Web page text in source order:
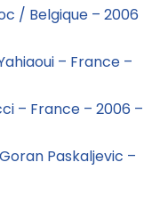
/ Belgique – 2006
– France –
– France – 2006 –
Paskaljevic –